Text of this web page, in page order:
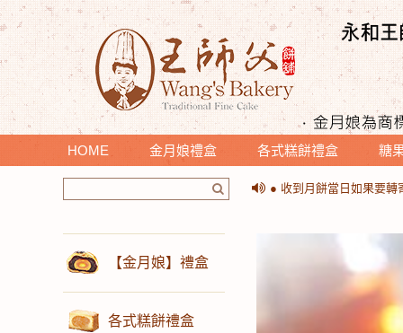
HOME 金月娘禮盒 各式糕餅禮盒 糖
＊提醒您收到月餅時，
● 收到月餅當日如果要轉
● 收到月餅當日如果要
【金月娘】禮盒
各式糕餅禮盒